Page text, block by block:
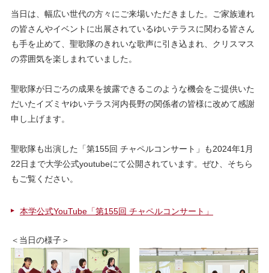
当日は、幅広い世代の方々にご来場いただきました。ご家族連れ
の皆さんやイベントに出展されているゆいテラスに関わる皆さん
も手を止めて、聖歌隊のきれいな歌声に引き込まれ、クリスマス
の雰囲気を楽しまれていました。
聖歌隊が日ごろの成果を披露できるこのような機会をご提供いた
だいたイズミヤゆいテラス河内長野の関係者の皆様に改めて感謝
申し上げます。
聖歌隊も出演した「第155回 チャペルコンサート」も2024年1月
22日まで大学公式youtubeにて公開されています。ぜひ、そちら
もご覧ください。
本学公式YouTube「第155回 チャペルコンサート」
＜当日の様子＞